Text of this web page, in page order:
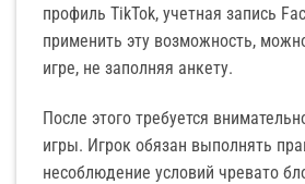
профиль TikTok, учетная запись
применить эту возможность,
игре, не заполняя анкету.
После этого требуется
игры. Игрок обязан выполнять
несоблюдение условий чревато